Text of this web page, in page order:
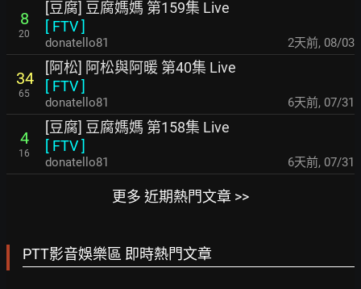
8
20
[豆腐] 豆腐媽媽 第159集 Live
[ FTV]
donatello81 2天前, 08/03
34
65
[阿松] 阿松與阿暖 第40集 Live
[ FTV]
donatello81 6天前, 07/31
4
16
[豆腐] 豆腐媽媽 第158集 Live
[ FTV]
donatello81 6天前, 07/31
更多 近期熱門文章 >>
PTT影音娛樂區 即時熱門文章